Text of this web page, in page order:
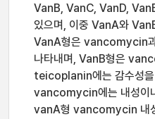
VanB, VanC, VanD,
있으며, 이중 VanA와
VanA형은 vancomycin
나타내며, VanB형은
teicoplanin에는 감수성을
vancomycin에는 내성이
vanA형 vancomycin 내